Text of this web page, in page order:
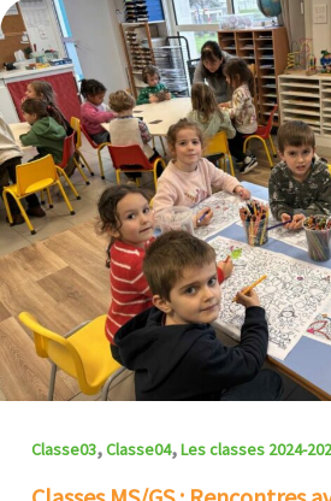
Classe03,Classe04,Les classes 2024-